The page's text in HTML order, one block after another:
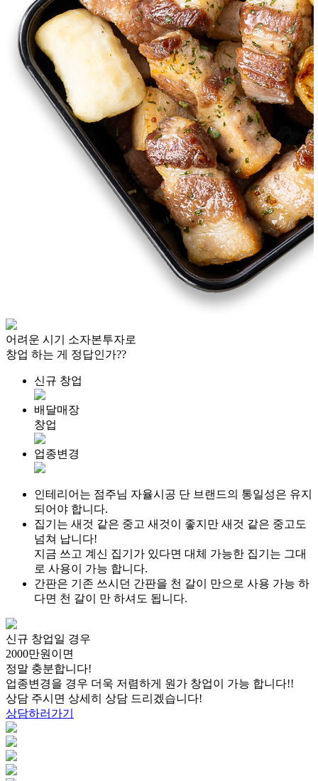
어려운 시기 소자본투자로
창업 하는 게 정답인가??
신규 창업
배달매장
창업
업종변경
인테리어는 점주님 자율시공 단 브랜드의 통일성은 유지
되어야 합니다.
집기는 새것 같은 중고 새것이 좋지만 새것 같은 중고도
넘쳐 납니다!
지금 쓰고 계신 집기가 있다면 대체 가능한 집기는 그대
로 사용이 가능 합니다.
간판은 기존 쓰시던 간판을 천 갈이 만으로 사용 가능 하
다면 천 갈이 만 하셔도 됩니다.
신규 창업일 경우
2000만원 이면
정말 충분합니다!
업종변경을 경우 더욱 저렴하게 원가 창업이 가능 합니다!!
상담 주시면 상세히 상담 드리겠습니다!
상담하러가기